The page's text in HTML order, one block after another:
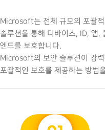
Microsoft는 전체 규모의 포괄
솔루션을 통해 디바이스, ID, 앱,
엔드를 보호합니다.
Microsoft의 보안 솔루션이 강
포괄적인 보호를 제공하는 방법